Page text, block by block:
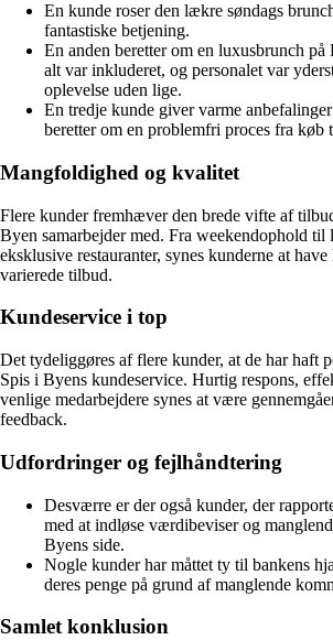
En kunde roser den lækre søndags
fantastiske betjening.
En anden beretter om en luxusbrunch
alt var inkluderet, og personalet var
oplevelse uden lige.
En tredje kunde giver varme
beretter om en problemfri proces fra køb
Mangfoldighed og kvalitet
Flere kunder fremhæver den brede vifte af
Byen samarbejder med. Fra weekendophold til
eksklusive restauranter, synes kunderne at
varierede tilbud.
Kundeservice i top
Det tydeliggøres af flere kunder, at de har haft
Spis i Byens kundeservice. Hurtig respons,
venlige medarbejdere synes at være
feedback.
Udfordringer og fejlhåndtering
Desværre er der også kunder, der
med at indløse værdibeviser og
Byens side.
Nogle kunder har måttet ty til bankens
deres penge på grund af manglende
Samlet konklusion